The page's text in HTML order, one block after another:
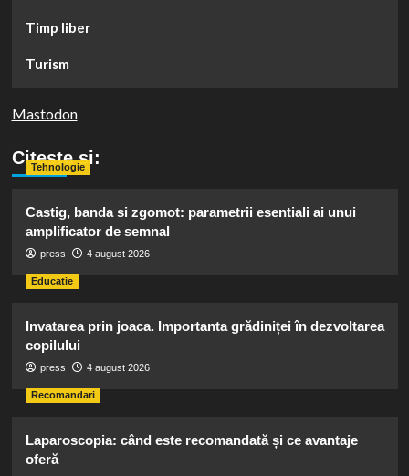
Timp liber
Turism
Mastodon
Citeste si:
Tehnologie
Castig, banda si zgomot: parametrii esentiali ai unui
amplificator de semnal
press 4 august 2026
Educatie
Invatarea prin joaca. Importanta grădiniței în dezvoltarea
copilului
press 4 august 2026
Recomandari
Laparoscopia: când este recomandată și ce avantaje
oferă